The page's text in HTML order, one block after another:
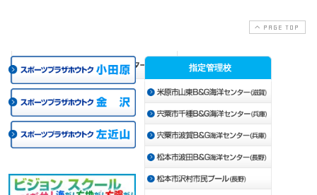
PAGE TOP
指定管理校